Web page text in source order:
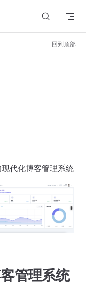
回到顶部
代化博客管理系统
管理系统